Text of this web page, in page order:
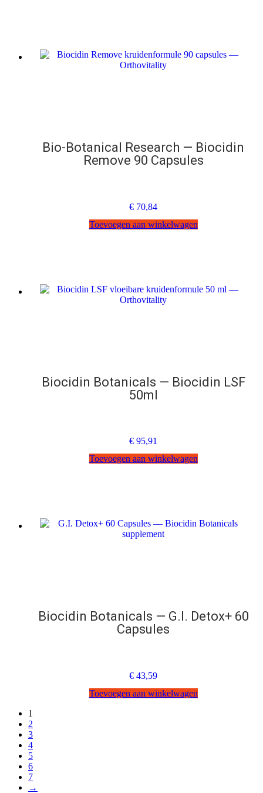
Bio-Botanical Research — Biocidin
Remove 90 Capsules
€ 70,84
Toevoegen aan winkelwagen
Biocidin Botanicals — Biocidin LSF
50ml
€ 95,91
Toevoegen aan winkelwagen
Biocidin Botanicals — G.I. Detox+ 60
Capsules
€ 43,59
Toevoegen aan winkelwagen
1
2
3
4
5
6
7
→